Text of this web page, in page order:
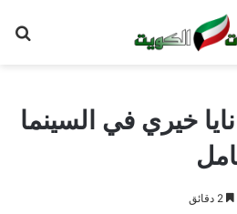
خيري في السينما